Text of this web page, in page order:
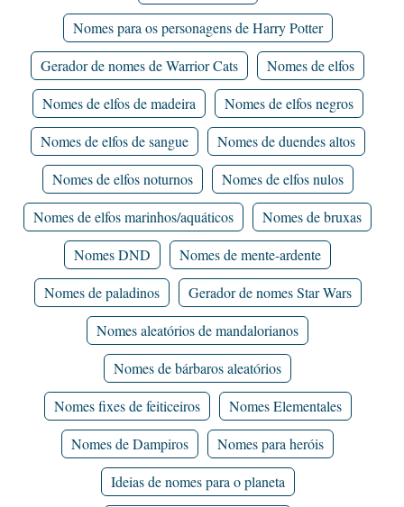
Nomes para os personagens de Harry Potter
Gerador de nomes de Warrior Cats
Nomes de elfos
Nomes de elfos de madeira
Nomes de elfos negros
Nomes de elfos de sangue
Nomes de duendes altos
Nomes de elfos noturnos
Nomes de elfos nulos
Nomes de elfos marinhos/aquáticos
Nomes de bruxas
Nomes DND
Nomes de mente-ardente
Nomes de paladinos
Gerador de nomes Star Wars
Nomes aleatórios de mandalorianos
Nomes de bárbaros aleatórios
Nomes fixes de feiticeiros
Nomes Elementales
Nomes de Dampiros
Nomes para heróis
Ideias de nomes para o planeta